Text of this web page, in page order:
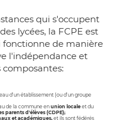
qui s'occupent
lycées, la FCPE est
de manière
l'indépendance et
d'un établissement (ou d'un groupe
de la commune en union locale et du
parents d'élèves (CDPE);
et académiques,et ils sont fédérés